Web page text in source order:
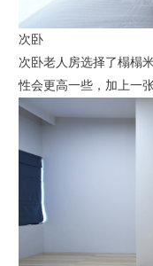
次卧
次卧老人房选择了榻榻
性会更高一些，加上一